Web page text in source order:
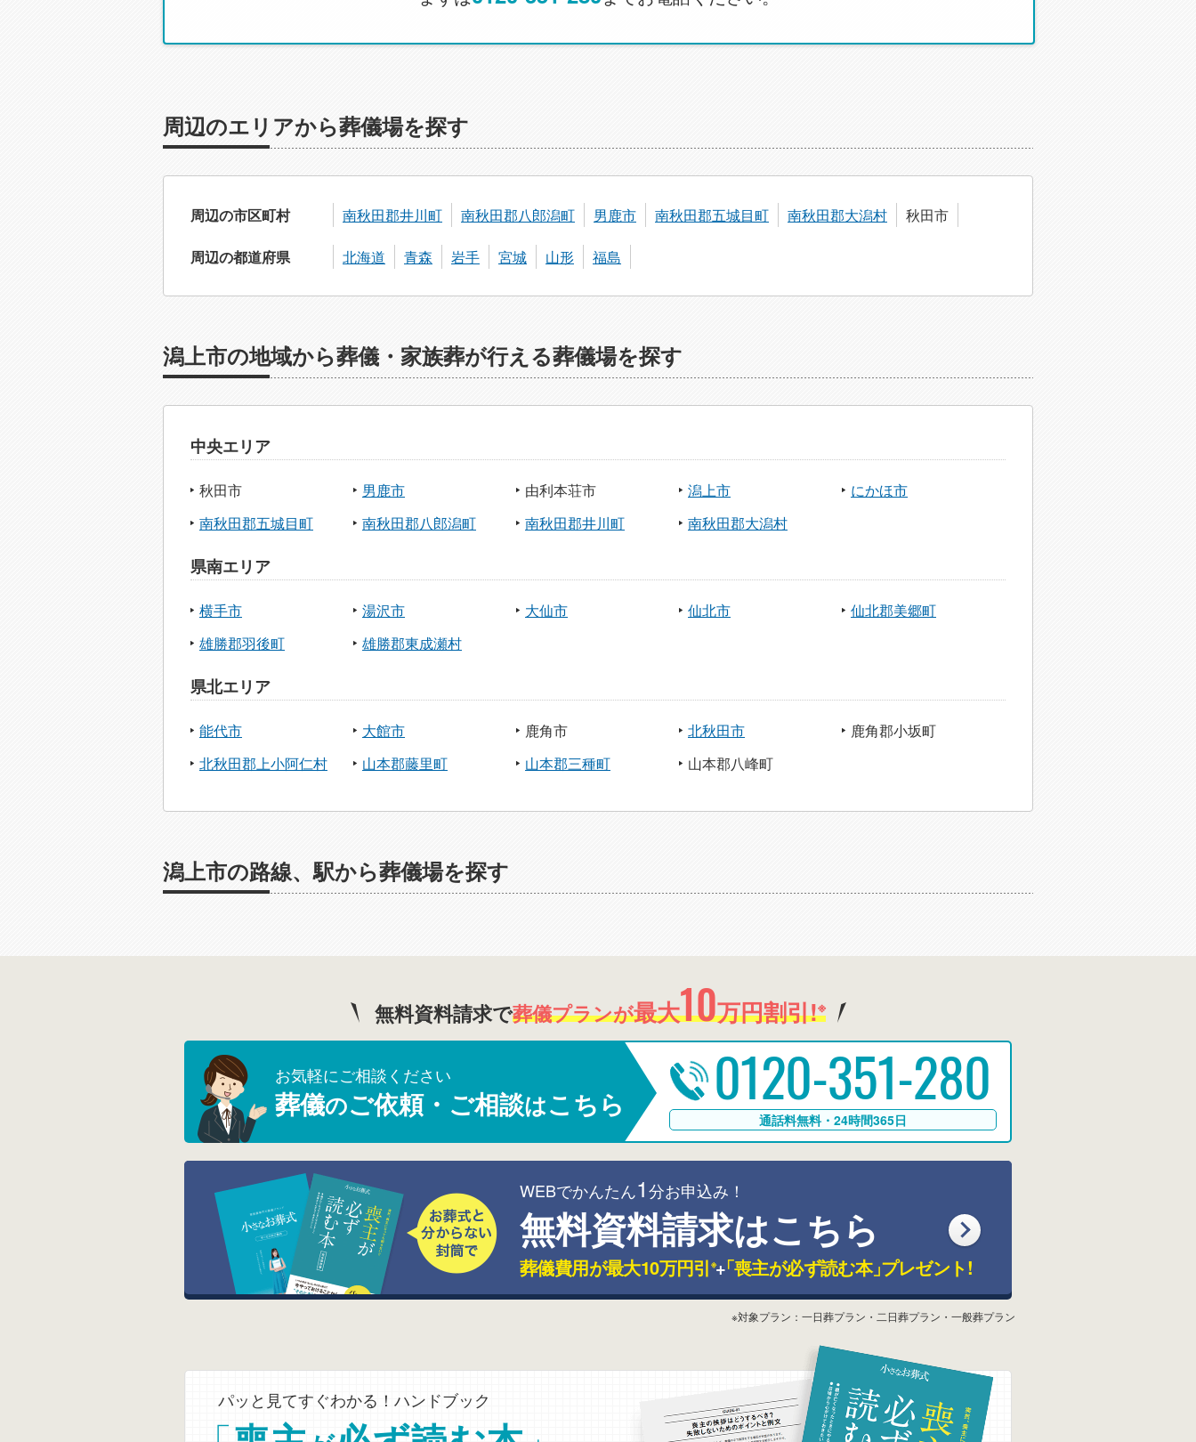
周辺のエリアから葬儀場を探す
周辺の市区町村 南秋田郡井川町 南秋田郡八郎潟町 男鹿市 南秋田郡五城目町 南秋田郡大潟村 秋田市
周辺の都道府県 北海道 青森 岩手 宮城 山形 福島
潟上市の地域から葬儀・家族葬が行える葬儀場を探す
中央エリア
秋田市 男鹿市 由利本荘市 潟上市
にかほ市
南秋田郡五城目町
南秋田郡八郎潟町 南秋田郡井川町 南秋田郡大潟村
県南エリア
横手市 湯沢市 大仙市 仙北市
仙北郡美郷町
雄勝郡羽後町
雄勝郡東成瀬村
県北エリア
能代市 大館市 鹿角市 北秋田市
鹿角郡小坂町
北秋田郡上小阿仁村
山本郡藤里町 山本郡三種町 山本郡八峰町
潟上市の路線、駅から葬儀場を探す
無料資料請求で葬儀プランが最大10万円割引!※
お気軽にご相談ください
葬儀のご依頼・ご相談はこちら 0120-351-280
通話料無料・24時間365日
WEBでかんたん1分お申込み！
無料資料請求はこちら
葬儀費用が最大10万円引 ※+
「喪主が必ず読む本」プレゼント!
※対象プラン：一日葬プラン・二日葬プラン・一般葬プラン
パッと見てすぐわかる！ハンドブック